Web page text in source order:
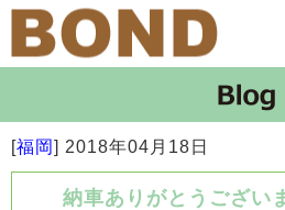
[福岡] 2018年04月18日
納車ありがとうござ